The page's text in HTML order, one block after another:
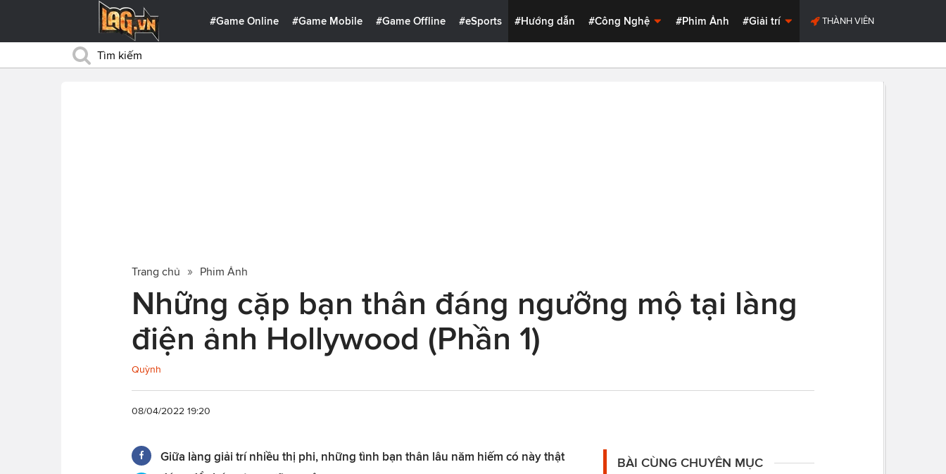
#Game Online #Game Mobile #Game Offline #eSports #Hướng dẫn #Công Nghệ #Phim Ảnh #Giải trí THÀNH VIÊN
Trang chủ Phim Ảnh
Những cặp bạn thân đáng ngưỡng mộ tại làng
điện ảnh Hollywood (Phần 1)
Quỳnh
08/04/2022 19:20
Giữa làng giải trí nhiều thị phi, những tình bạn thân lâu năm hiếm có này thật
BÀI CÙNG CHUYÊN MỤC